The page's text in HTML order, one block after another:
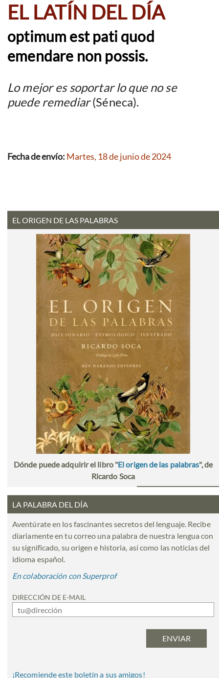
EL LATÍN DEL DÍA
optimum est pati quod
emendare non possis.
Lo mejor es soportar lo que no se
puede remediar(Séneca).
Fecha de envío: Martes, 18 de junio de 2024
EL ORIGEN DE LAS PALABRAS
Dónde puede adquirir el libro "El origen de las palabras", de
Ricardo Soca
LA PALABRA DEL DÍA
Aventúrate en los fascinantes secretos del lenguaje. Recibe
diariamente en tu correo una palabra de nuestra lengua con
su significado, su origen e historia, así como las noticias del
idioma español.
En colaboración con Superprof
DIRECCIÓN DE E-MAIL
¡Recomiende este boletín a sus amigos!